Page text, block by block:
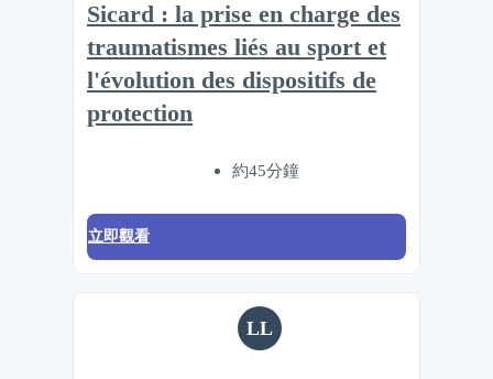
Sicard : la prise en charge des
traumatismes liés au sport et
l'évolution des dispositifs de
protection
約45分鐘
立即觀看
LL